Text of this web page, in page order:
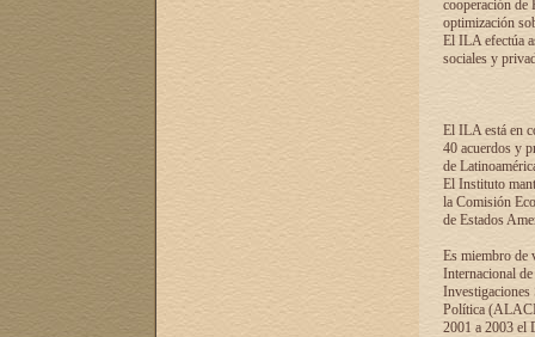
cooperación de
optimización
El ILA efectúa
sociales y
El ILA está en
40 acuerdos y
de
El Instituto
la Comisión
de Estados
Es miembro de
Internacional
Investigaciones
Política
2001 a 2003 el